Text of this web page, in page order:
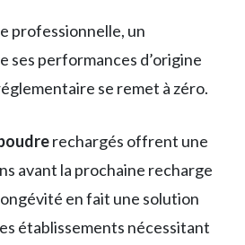
professionnelle, un
performances d’origine
se remet à zéro.
rechargés offrent une
avant la prochaine recharge
en fait une solution
établissements nécessitant